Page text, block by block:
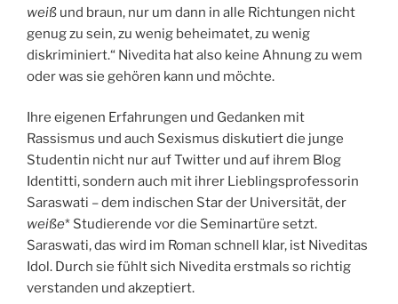
weiß und braun, nur um dann in alle Richtungen nicht
genug zu sein, zu wenig beheimatet, zu wenig
diskriminiert.“ Nivedita hat also keine Ahnung zu wem
oder was sie gehören kann und möchte.
Ihre eigenen Erfahrungen und Gedanken mit
Rassismus und auch Sexismus diskutiert die junge
Studentin nicht nur auf Twitter und auf ihrem Blog
Identitti, sondern auch mit ihrer Lieblingsprofessorin
Saraswati – dem indischen Star der Universität, der
weiße* Studierende vor die Seminartüre setzt.
Saraswati, das wird im Roman schnell klar, ist Niveditas
Idol. Durch sie fühlt sich Nivedita erstmals so richtig
verstanden und akzeptiert.